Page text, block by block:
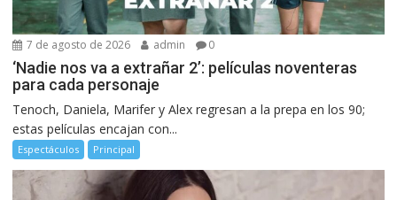
7 de agosto de 2026 admin 0
‘Nadie nos va a extrañar 2’: películas noventeras
para cada personaje
Tenoch, Daniela, Marifer y Alex regresan a la prepa en los 90;
estas películas encajan con...
Espectáculos Principal